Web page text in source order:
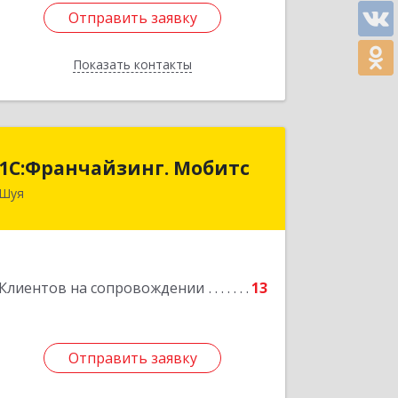
Отправить заявку
Показать контакты
Отправить заявку
Назад
1С:Франчайзинг. Мобитс
Шуя
Клиентов на сопровождении 13
Отправить заявку
1С:Франчайзинг. Мобитс
Отправить заявку